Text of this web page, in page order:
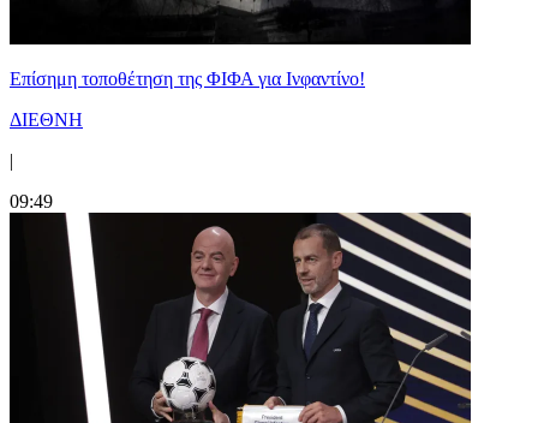
Επίσημη τοποθέτηση της ΦΙΦΑ για Ινφαντίνο!
ΔΙΕΘΝΗ
|
09:49